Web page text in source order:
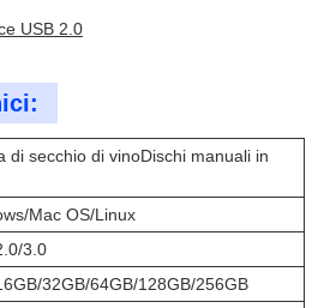
USB 2.0
di secchio di vinoDischi manuali in
Mac OS/Linux
3.0
32GB/64GB/128GB/256GB